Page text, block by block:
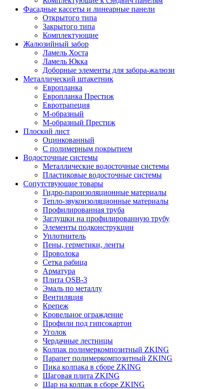
Фасадные кассеты и линеарные панели
Открытого типа
Закрытого типа
Комплектующие
Жалюзийный забор
Ламель Хоста
Ламель Юкка
Доборные элементы для забора-жалюзи
Металлический штакетник
Европланка
Европланка Престиж
Евротрапеция
М-образный
М-образный Престиж
Плоский лист
Оцинкованный
С полимерным покрытием
Водосточные системы
Металлические водосточные системы
Пластиковые водосточные системы
Сопутствующие товары
Гидро-пароизоляционные материалы
Тепло-звукоизоляционные материалы
Профилированная труба
Заглушки на профилированную трубу
Элементы подконструкции
Уплотнитель
Пены, герметики, ленты
Проволока
Сетка рабица
Арматура
Плита OSB-3
Эмаль по металлу
Вентиляция
Крепеж
Кровельное ограждение
Профили под гипсокартон
Уголок
Чердачные лестницы
Колпак полимеркомпозитный ZKING
Парапет полимеркомпозитный ZKING
Пика колпака в сборе ZKING
Шаговая плита ZKING
Шар на колпак в сборе ZKING